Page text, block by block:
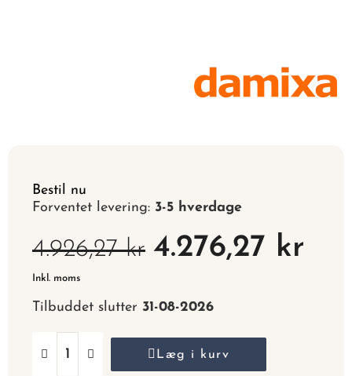
Bestil nu
Forventet levering: 3-5 hverdage
4.926,27 kr 4.276,27 kr
Inkl. moms
Tilbuddet slutter 31-08-2026
Læg i kurv